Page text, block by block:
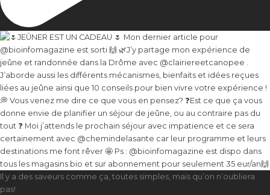
Il y a des saveurs comme ça, toutes simples, mais qu’on n’oubliera
pas!​​​​​​​​